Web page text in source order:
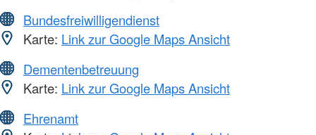
Bundesfreiwilligendienst
Karte: Link zur Google Maps Ansicht
Dementenbetreuung
Karte: Link zur Google Maps Ansicht
Ehrenamt